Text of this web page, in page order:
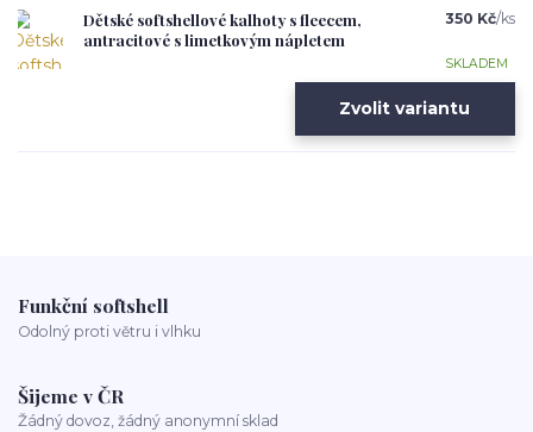
Dětské softshellové kalhoty s fleecem,
antracitové s limetkovým nápletem
350 Kč/ks
SKLADEM
Zvolit variantu
Funkční softshell
Odolný proti větru i vlhku
Šijeme v ČR
Žádný dovoz, žádný anonymní sklad